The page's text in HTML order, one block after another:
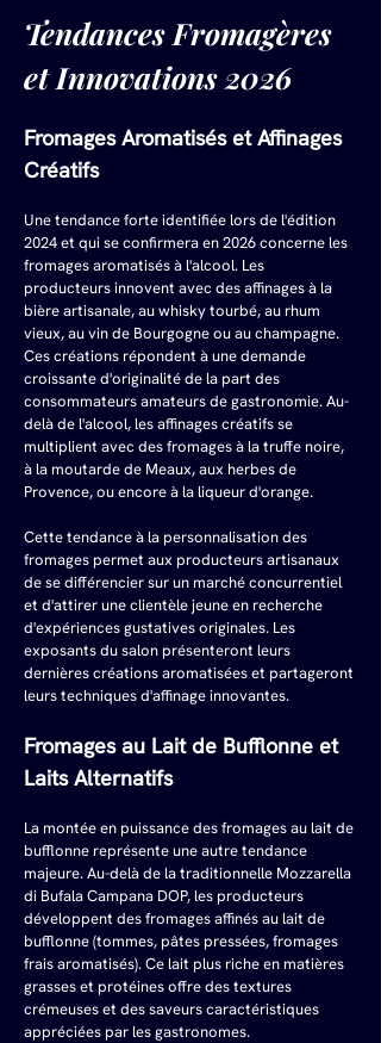
Tendances Fromagères
et Innovations 2026
Fromages Aromatisés et Affinages
Créatifs
Une tendance forte identifiée lors de l'édition
2024 et qui se confirmera en 2026 concerne les
fromages aromatisés à l'alcool. Les
producteurs innovent avec des affinages à la
bière artisanale, au whisky tourbé, au rhum
vieux, au vin de Bourgogne ou au champagne.
Ces créations répondent à une demande
croissante d'originalité de la part des
consommateurs amateurs de gastronomie. Au-
delà de l'alcool, les affinages créatifs se
multiplient avec des fromages à la truffe noire,
à la moutarde de Meaux, aux herbes de
Provence, ou encore à la liqueur d'orange.
Cette tendance à la personnalisation des
fromages permet aux producteurs artisanaux
de se différencier sur un marché concurrentiel
et d'attirer une clientèle jeune en recherche
d'expériences gustatives originales. Les
exposants du salon présenteront leurs
dernières créations aromatisées et partageront
leurs techniques d'affinage innovantes.
Fromages au Lait de Bufflonne et
Laits Alternatifs
La montée en puissance des fromages au lait de
bufflonne représente une autre tendance
majeure. Au-delà de la traditionnelle Mozzarella
di Bufala Campana DOP, les producteurs
développent des fromages affinés au lait de
bufflonne (tommes, pâtes pressées, fromages
frais aromatisés). Ce lait plus riche en matières
grasses et protéines offre des textures
crémeuses et des saveurs caractéristiques
appréciées par les gastronomes.